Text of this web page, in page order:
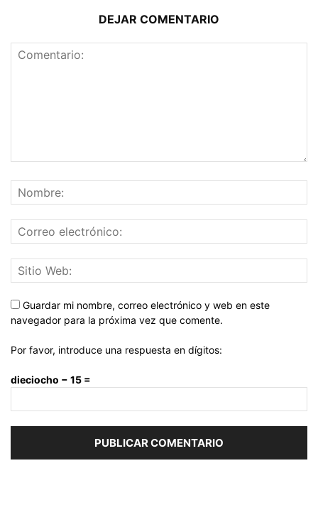
DEJAR COMENTARIO
Guardar mi nombre, correo electrónico y web en este
navegador para la próxima vez que comente.
Por favor, introduce una respuesta en dígitos:
dieciocho − 15 =